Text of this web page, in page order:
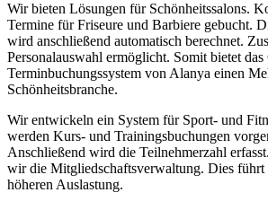
Wir bieten Lösungen für Schönheitssalons.
Termine für Friseure und Barbiere gebucht.
wird anschließend automatisch berechnet.
Personalauswahl ermöglicht. Somit bietet
Terminbuchungssystem von Alanya einen
Schönheitsbranche.
Wir entwickeln ein System für Sport- und
werden Kurs- und Trainingsbuchungen
Anschließend wird die Teilnehmerzahl
wir die Mitgliedschaftsverwaltung. Dies führt
höheren Auslastung.